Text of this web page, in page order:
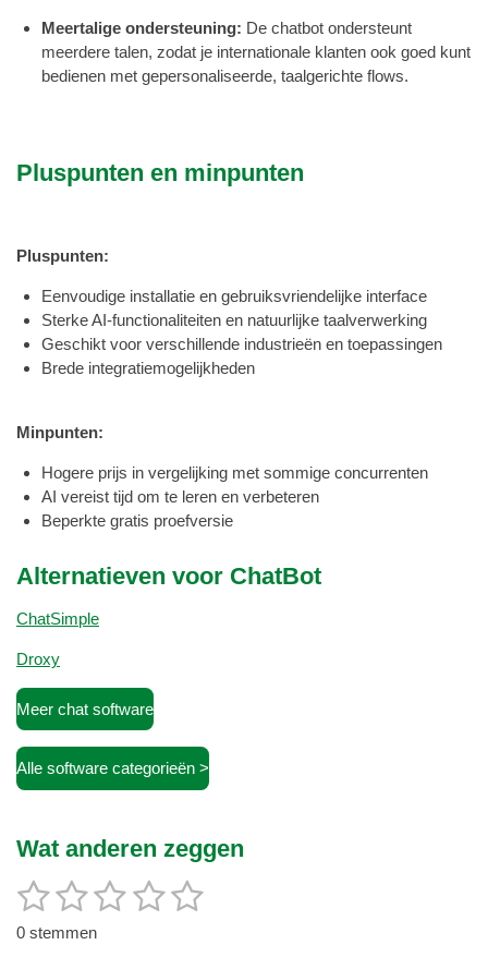
Meertalige ondersteuning: De chatbot ondersteunt
meerdere talen, zodat je internationale klanten ook goed kunt
bedienen met gepersonaliseerde, taalgerichte flows.
Pluspunten en minpunten
Pluspunten:
Eenvoudige installatie en gebruiksvriendelijke interface
Sterke AI-functionaliteiten en natuurlijke taalverwerking
Geschikt voor verschillende industrieën en toepassingen
Brede integratiemogelijkheden
Minpunten:
Hogere prijs in vergelijking met sommige concurrenten
AI vereist tijd om te leren en verbeteren
Beperkte gratis proefversie
Alternatieven voor ChatBot
ChatSimple
Droxy
Meer chat software
Alle software categorieën >
Wat anderen zeggen
R
a
t
1
s
2
s
3
s
4 5
S
0 stemmen